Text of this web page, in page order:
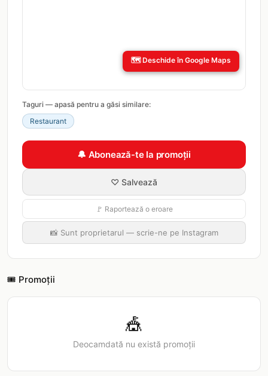
🗺️Deschide în Google Maps
Taguri — apasă pentru a găsi similare:
Restaurant
🔔 Abonează-te la promoții
♡ Salvează
🚩 Raportează o eroare
📸 Sunt proprietarul — scrie-ne pe Instagram
🎟️ Promoții
🎪
Deocamdată nu există promoții